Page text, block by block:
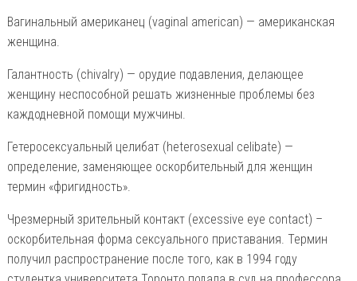
Вагинальный американец (vaginal american) — американская
женщина.
Галантность (chivalry) — орудие подавления, делающее
женщину неспособной решать жизненные проблемы без
каждодневной помощи мужчины.
Гетеросексуальный целибат (heterosexual celibate) —
определение, заменяющее оскорбительный для женщин
термин «фригидность».
Чрезмерный зрительный контакт (excessive eye contact) –
оскорбительная форма сексуального приставания. Термин
получил распространение после того, как в 1994 году